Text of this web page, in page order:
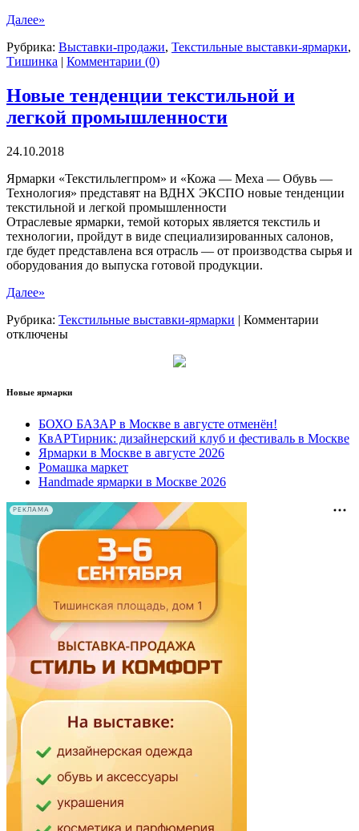
Далее»
Рубрика: Выставки-продажи, Текстильные выставки-ярмарки,
Тишинка | Комментарии (0)
Новые тенденции текстильной и
легкой промышленности
24.10.2018
Ярмарки «Текстильлегпром» и «Кожа — Меха — Обувь —
Технология» представят на ВДНХ ЭКСПО новые тенденции
текстильной и легкой промышленности
Отраслевые ярмарки, темой которых является текстиль и
технологии, пройдут в виде специализированных салонов,
где будет представлена вся отрасль — от производства сырья и
оборудования до выпуска готовой продукции.
Далее»
Рубрика: Текстильные выставки-ярмарки | Комментарии
отключены
Новые ярмарки
БОХО БАЗАР в Москве в августе отменён!
КвАРТирник: дизайнерский клуб и фестиваль в Москве
Ярмарки в Москве в августе 2026
Ромашка маркет
Handmade ярмарки в Москве 2026
РЕКЛАМА